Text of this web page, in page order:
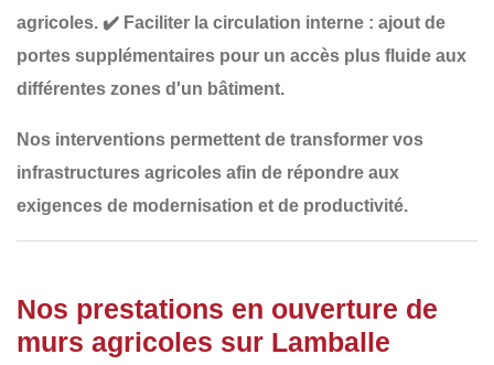
agricoles. ✔️ Faciliter la circulation interne : ajout de
portes supplémentaires pour un accès plus fluide aux
différentes zones d'un bâtiment.
Nos interventions permettent de transformer vos
infrastructures agricoles afin de répondre aux
exigences de modernisation et de productivité.
Nos prestations en ouverture de
murs agricoles sur Lamballe